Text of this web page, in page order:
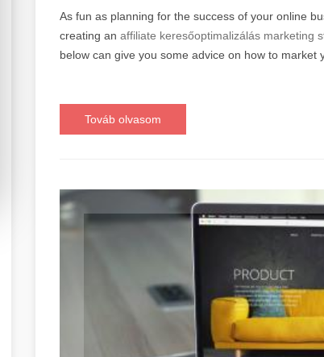
As fun as planning for the success of your online
creating an affiliate keresőoptimalizálás marketing
below can give you some advice on how to market
Továb olvasom